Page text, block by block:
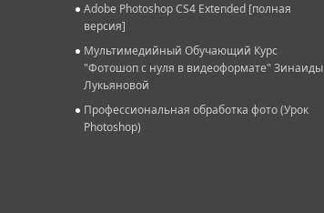
Adobe Photoshop CS4 Extended [полная
версия]
Мультимедийный Обучающий Курс
"Фотошоп с нуля в видеоформате" Зинаиды
Лукьяновой
Профессиональная обработка фото (Урок
Photoshop)